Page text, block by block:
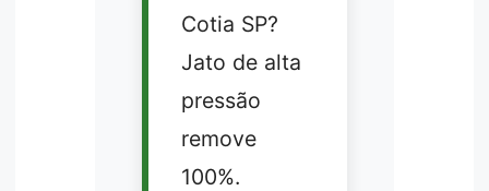
Cotia SP?
Jato de alta
pressão
remove
100%.